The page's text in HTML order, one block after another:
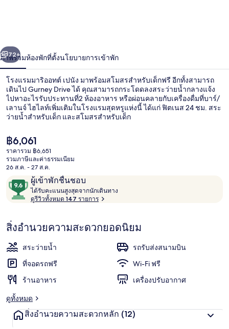
เปนัง
า
ถัดไป
72+
ภาพรวมห้องพักที่ตั้งนโยบายการเข้าพัก
โรงแรมมาริออทต์ เปนัง มาพร้อมสโมสรสำหรับเด็กฟรี อีกทั้งสามารถ
เดินไป Gurney Drive ได้ คุณสามารถกระโดดลงสระว่ายน้ำกลางแจ้ง
ไปหาอะไรรับประทานที่2 ห้องอาหาร หรือผ่อนคลายกับเครื่องดื่มที่บาร์/
เลานจ์ ไฮไลท์เพิ่มเติมในโรงแรมสุดหรูแห่งนี้ ได้แก่ ฟิตเนส 24 ชม. สระ
ว่ายน้ำสำหรับเด็ก และสโมสรสำหรับเด็ก
ราคา
ปัจจุบัน
฿6,061
฿6,061
ราคารวม ฿6,651
รวมภาษีและค่าธรรมเนียม
26 ส.ค. - 27 ส.ค.
รีวิว ผู้เข้าพักชื่นชอบ
9.6
จาก
10,
เข้า
ชอบ
ได้รับคะแนนสูงสุดจากนักเดินทาง
ค
แ
น
น
สู
ง
จ
า
ดูรีวิวทั้งหมด 147 รายการ
สิ่งอำนวยความสะดวกยอดนิยม
สระว่ายน้ำ
รถรับส่งสนามบิน
ที่จอดรถฟรี
Wi-Fi ฟรี
ร้านอาหาร
เครื่องปรับอากาศ
ดูทั้งหมด
สิ่งอำนวยความสะดวกหลัก (12)